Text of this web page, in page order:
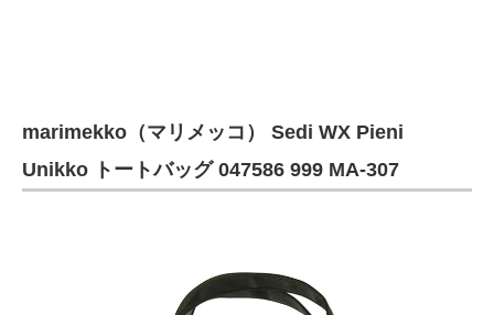
marimekko（マリメッコ） Sedi WX Pieni
Unikko トートバッグ 047586 999 MA-307